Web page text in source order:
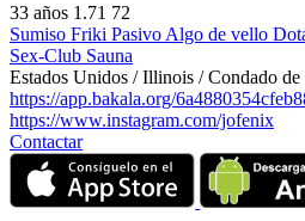
33 años 1.71 72
Sumiso Friki Pasivo Algo de vello
Sex-Club Sauna
Estados Unidos / Illinois / Condado
https://app.bakala.org/
https://www.instagram.com/jofenix
Contactar